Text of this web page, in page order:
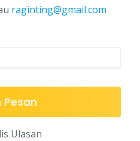
raginting@gmail.com
Pesan
Ulasan